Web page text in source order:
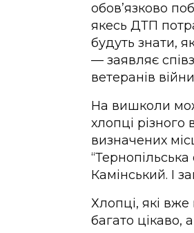
обов’язково
якесь ДТП
будуть знати,
— заявляє
ветеранів
На вишколи
хлопці різного
визначених
Камінський. І
Хлопці, які вже
багато цікаво,